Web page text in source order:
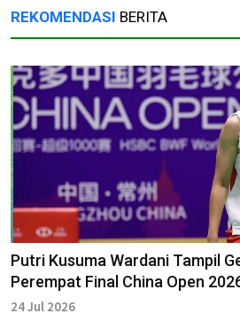
REKOMENDASI BERITA
Putri Kusuma Wardani Tampil
Perempat Final China Open
24 Jul 2026